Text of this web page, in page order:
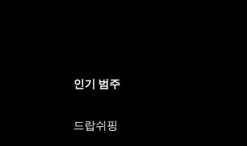
인기 범주
드랍쉬핑